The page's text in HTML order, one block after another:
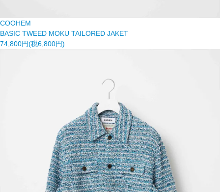
COOHEM
BASIC TWEED MOKU TAILORED JAKET
74,800円(税6,800円)